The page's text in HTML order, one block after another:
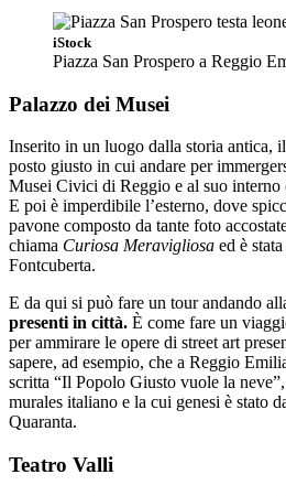
iStock
Piazza San Prospero a Reggio
Palazzo dei Musei
Inserito in un luogo dalla storia antica, il
posto giusto in cui andare per
Musei Civici di Reggio e al suo interno
E poi è imperdibile l’esterno, dove
pavone composto da tante foto
chiama Curiosa Meravigliosa ed è
Fontcuberta.
E da qui si può fare un tour andando
presenti in città. È come fare un
per ammirare le opere di street art
sapere, ad esempio, che a Reggio
scritta “Il Popolo Giusto vuole la
murales italiano e la cui genesi è stato
Quaranta.
Teatro Valli